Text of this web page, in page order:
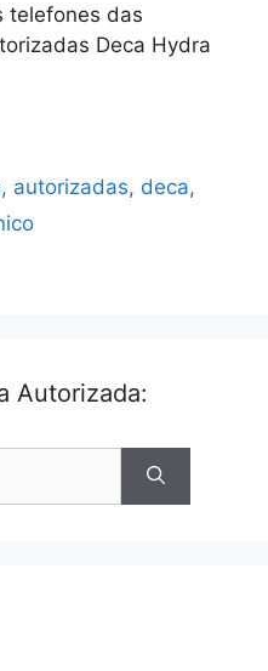
telefones das
Deca Hydra
, autorizadas, deca,
Autorizada: